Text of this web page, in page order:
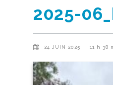
2025-
24 JUIN 2025 11 h 38